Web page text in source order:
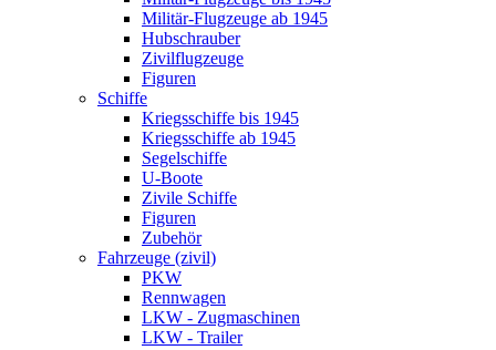
Militär-Flugzeuge ab 1945
Hubschrauber
Zivilflugzeuge
Figuren
Schiffe
Kriegsschiffe bis 1945
Kriegsschiffe ab 1945
Segelschiffe
U-Boote
Zivile Schiffe
Figuren
Zubehör
Fahrzeuge (zivil)
PKW
Rennwagen
LKW - Zugmaschinen
LKW - Trailer